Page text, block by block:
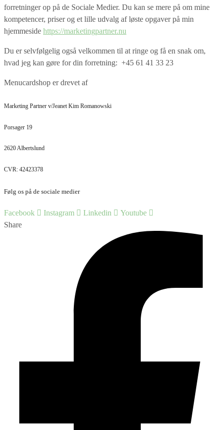
forretninger op på de Sociale Medier. Du kan se mere på om mine
kompetencer, priser og et lille udvalg af løste opgaver på min
hjemmeside https://marketingpartner.nu
Du er selvfølgelig også velkommen til at ringe og få en snak om,
hvad jeg kan gøre for din forretning: +45 61 41 33 23
Menucardshop er drevet af
Marketing Partner v/Jeanet Kim Romanowski
Porsager 19
2620 Albertslund
CVR: 42423378
Følg os på de sociale medier
Facebook Instagram Linkedin
Youtube
Share